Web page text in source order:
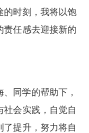
的时刻，我将以饱
责任感去迎接新的
同学的帮助下，
会实践，自觉自
了提升，努力将自